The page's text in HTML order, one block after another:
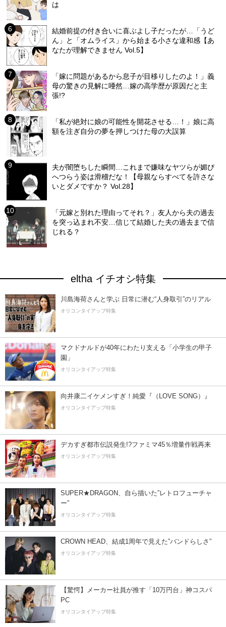
は
結婚前提の付き合いに喜ぶよし子だったが…「うど
ん」と「オムライス」から始まる小さな違和感【あ
なたが理解できません Vol.5】
「嫁に問題があるから息子が目移りしたのよ！」義
母の驚きの見解に唖然…嫁の高学歴が原因だと主
張!?
「私が絶対に娘の可能性を開花させる…！」娘に高
額を注ぎ自分の夢を押しつけた母の大誤算
夫が闇堕ちした瞬間…これまで嫌味なヤツらが媚び
へつらう姿は滑稽だな！【母親ならすべてを許さな
いとダメですか？ Vol.28】
「元嫁と別れた理由ってそれ？」友人から夫の過去
を突っ込まれ不安…信じて結婚した夫の過去まで信
じれる？
eltha イチオシ特集
川島海荷さんと学ぶ 日常に潜む“人身取引”のリアル
オリコンタイアップ特集
マクドナルドが40年にわたり支える「小学生の甲子
園」
オリコンタイアップ特集
向井康二イケメンすぎ！純愛『（LOVE SONG）』
オリコンタイアップ特集
デカすぎ都市伝説発生!?ファミマ45％増量作戦再来
オリコンタイアップ特集
SUPER★DRAGON、自ら描いた”レトロフューチャ
ー”
オリコンタイアップ特集
CROWN HEAD、結成1周年で見えた”バンドらしさ”
オリコンタイアップ特集
【驚愕】メーカー社員が推す「10万円台」神コスパ
PC
オリコンタイアップ特集